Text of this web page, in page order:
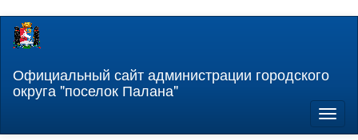
Перейти
содержанию
Официальный сайт администрации городского
округа "поселок Палана"